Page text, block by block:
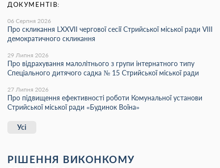
ДОКУМЕНТІВ:
06 Серпня 2026
Про скликання LХХVІІ чергової сесії Стрийської міської ради VIII
демократичного скликання
29 Липня 2026
Про відрахування малолітнього з групи інтернатного типу
Спеціального дитячого садка № 15 Стрийської міської ради
27 Липня 2026
Про підвищення ефективності роботи Комунальної установи
Стрийської міської ради «Будинок Воїна»
Усі
РІШЕННЯ ВИКОНКОМУ